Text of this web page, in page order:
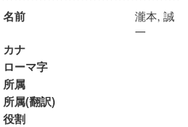
名前
瀧本, 誠
一
カナ
ローマ字
所属
所属(翻訳)
役割